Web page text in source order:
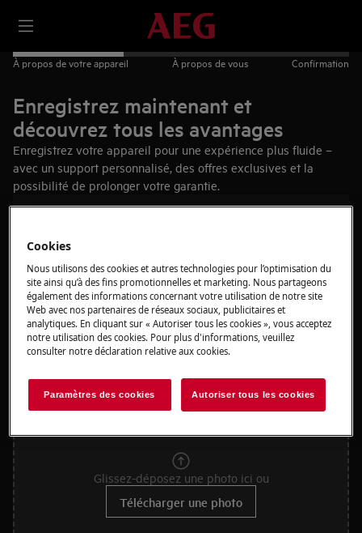
À propos de votre appareil À propos de vous Confirmation
Enregistrez maintenant et
découvrez tous les avantages
Enregistrez votre appareil pour une expérience plus fluide –
avec un support personnalisé, des offres exclusives et la
possibilité de prolonger votre garantie.
Accès à la plaque signalétique de l’appareil
Date d’achat de l'appareil
3 minutes de votre temps
Trouvez votre produit
Prenez une photo de la plaque signalétique et
téléchargez-la
Glissez-déposez une photo ici ou
Télécharger une photo
Cookies
Nous utilisons des cookies et autres technologies pour l’optimisation du
site ainsi qu’à des fins promotionnelles et marketing. Nous partageons
également des informations concernant votre utilisation de notre site
Web avec nos partenaires de réseaux sociaux, publicitaires et
analytiques. En cliquant sur « Autoriser tous les cookies », vous acceptez
notre utilisation des cookies. Pour plus d'informations, veuillez
consulter notre déclaration relative aux cookies.
Paramètres des cookies Autoriser tous les cookies